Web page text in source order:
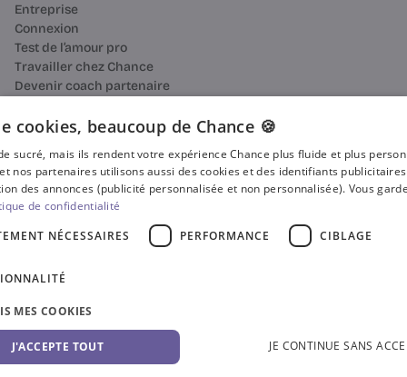
Entreprise
Connexion
Test de l’amour pro
Travailler chez Chance
Devenir coach partenaire
Ressources
Bilan de compétences
Reconversion professionnelle
Blog
Média
Presse
Où faire votre bilan de compétences ?
© 2025 Chance. Tous droits réservés.
CGV
Gestion des cookies
Politique de confidentialité
cookies, beaucoup de Chance 🍪
sucré, mais ils rendent votre expérience Chance plus fluide et plus
nos partenaires utilisons aussi des cookies et des identifiants
des annonces (publicité personnalisée et non personnalisée). Vous
de confidentialité
NÉCESSAIRES
PERFORMANCE CIBLAGE
MES COOKIES
J'ACCEPTE TOUT JE CONTINUE SANS